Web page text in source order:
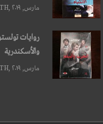
مارس, ۱۲TH, ۲۰۱۹
روايات
والأسكندرية
مارس, ۱۲TH, ۲۰۱۹